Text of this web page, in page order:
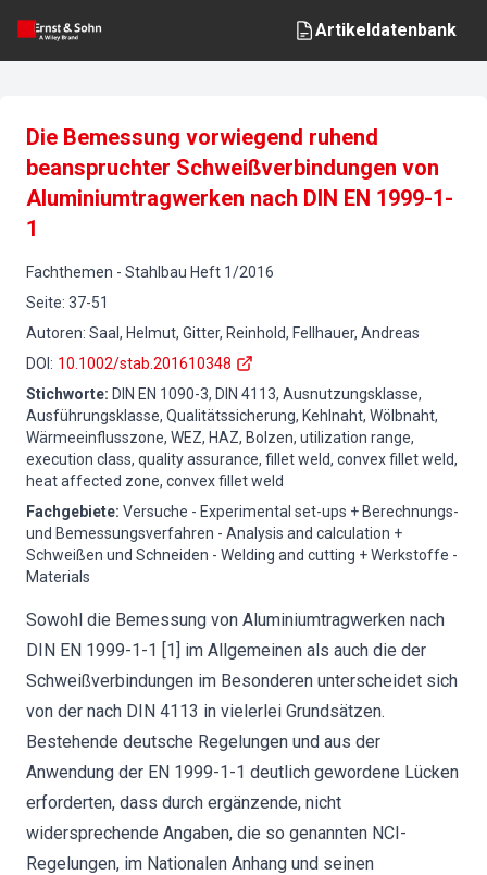
Artikeldatenbank
Die Bemessung vorwiegend ruhend
beanspruchter Schweißverbindungen von
Aluminiumtragwerken nach DIN EN 1999-1-
1
Fachthemen - Stahlbau Heft 1/2016
Seite: 37-51
Autoren: Saal, Helmut, Gitter, Reinhold, Fellhauer, Andreas
DOI : 10.1002/stab.201610348
Stichworte: DIN EN 1090-3, DIN 4113, Ausnutzungsklasse,
Ausführungsklasse, Qualitätssicherung, Kehlnaht, Wölbnaht,
Wärmeeinflusszone, WEZ, HAZ, Bolzen, utilization range,
execution class, quality assurance, fillet weld, convex fillet weld,
heat affected zone, convex fillet weld
Fachgebiete: Versuche - Experimental set-ups + Berechnungs-
und Bemessungsverfahren - Analysis and calculation +
Schweißen und Schneiden - Welding and cutting + Werkstoffe -
Materials
Sowohl die Bemessung von Aluminiumtragwerken nach
DIN EN 1999-1-1 [1] im Allgemeinen als auch die der
Schweißverbindungen im Besonderen unterscheidet sich
von der nach DIN 4113 in vielerlei Grundsätzen.
Bestehende deutsche Regelungen und aus der
Anwendung der EN 1999-1-1 deutlich gewordene Lücken
erforderten, dass durch ergänzende, nicht
widersprechende Angaben, die so genannten NCI-
Regelungen, im Nationalen Anhang und seinen